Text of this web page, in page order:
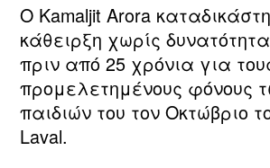
Ο Kamaljit Arora
κάθειρξη χωρίς
πριν από 25 χρόνια για
προμελετημένους φόνους
παιδιών του τον Οκτώβριο
Laval.